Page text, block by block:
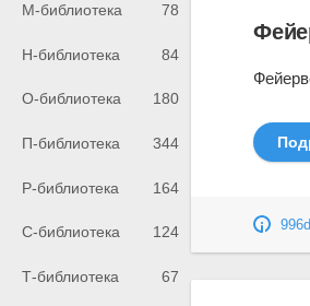
М-библиотека 78
Н-библиотека 84
О-библиотека 180
П-библиотека 344
Р-библиотека 164
С-библиотека 124
Т-библиотека 67